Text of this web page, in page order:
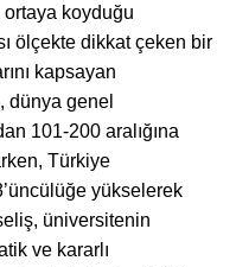
ortaya koyduğu
ölçekte dikkat çeken bir
kapsayan
dünya genel
101-200 aralığına
Türkiye
yükselerek
üniversitenin
ve kararlı